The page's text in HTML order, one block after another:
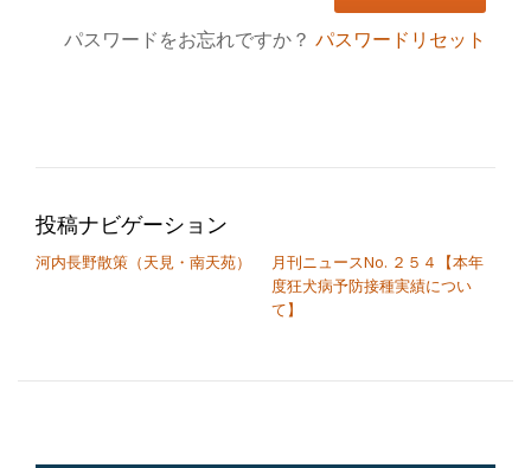
パスワードをお忘れですか？パスワードリセット
投稿ナビゲーション
河内長野散策（天見・南天苑）
月刊ニュースNo. ２５４【本年
度狂犬病予防接種実績につい
て】